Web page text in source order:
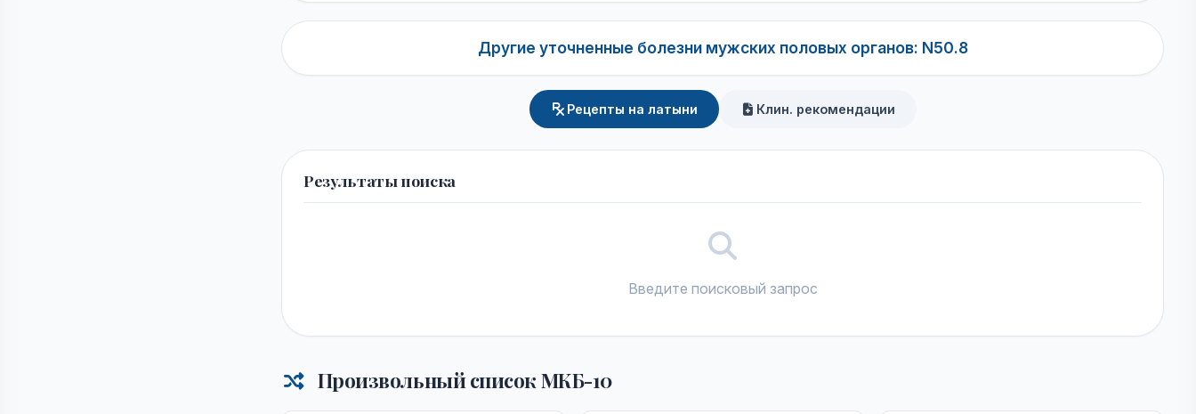
Другие уточненные болезни мужских половых органов: N50.8
Рецепты на латыни Клин. рекомендации
Результаты поиска
Введите поисковый запрос
Произвольный список МКБ-10